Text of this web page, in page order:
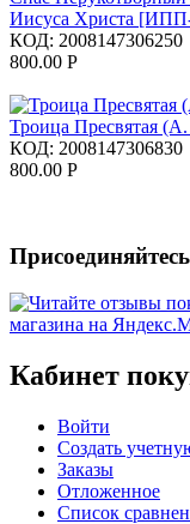
Иисуса Христа
КОД: 2008147306250
800.00 Р
Троица Пресвятая
КОД: 2008147306830
800.00 Р
Кабинет
Войти
Создать
Заказы
Отложенное
Список